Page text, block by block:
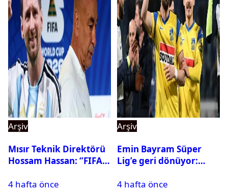
Arşiv
Mısır Teknik Direktörü
Hossam Hassan: ‘’FIFA,
istemiyor’’
4 hafta önce
Arşiv
Emin Bayram Süper
Lig’e geri dönüyor:
4 hafta önce